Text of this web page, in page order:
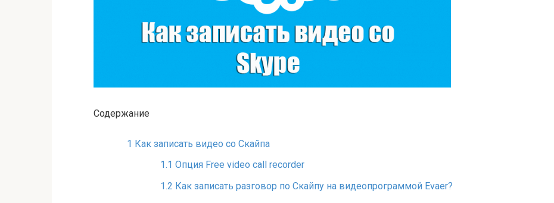
Содержание
1 Как записать видео со Скайпа
1.1 Опция Free video call recorder
1.2 Как записать разговор по Скайпу на видеопрограммой Evaer?